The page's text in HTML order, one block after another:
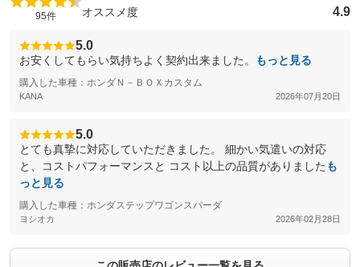
95件 オススメ度 4.9
5.0
お安くしてもらい気持ちよく契約出来ました。 もっと見る
購入した車種：ホンダＮ－ＢＯＸカスタム
KANA 2026年07月20日
5.0
とても真摯に対応していただきました。 細かい気遣いの対応
と、コストパフォーマンスと コスト以上の品質がありました も
っと見る
購入した車種：ホンダステップワゴンスパーダ
ヨシオカ 2026年02月28日